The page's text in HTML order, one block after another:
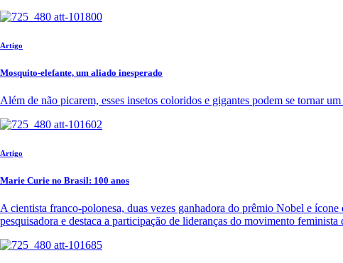
Artigo
Mosquito-elefante, um aliado inesperado
Além de não picarem, esses insetos coloridos e gigantes podem se tornar
Artigo
Marie Curie no Brasil: 100 anos
A cientista franco-polonesa, duas vezes ganhadora do prêmio Nobel e
pesquisadora e destaca a participação de lideranças do movimento